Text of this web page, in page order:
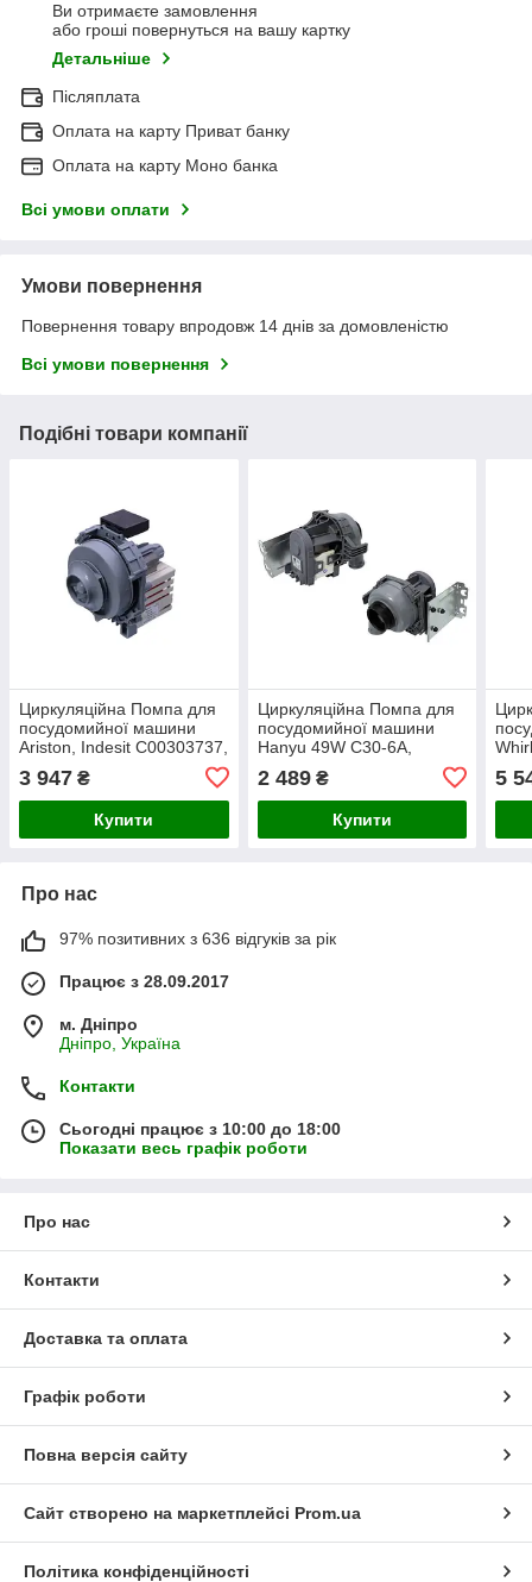
Ви отримаєте замовлення
або гроші повернуться на вашу картку
Детальніше
Післяплата
Оплата на карту Приват банку
Оплата на карту Моно банка
Всі умови оплати
Умови повернення
Повернення товару впродовж 14 днів за домовленістю
Всі умови повернення
Подібні товари компанії
Циркуляційна Помпа для
посудомийної машини
Ariston, Indesit С00303737,
3 947 ₴
Купити
Циркуляційна Помпа для
посудомийної машини
Hanyu 49W C30-6A,
Whirlpool 481010625628
2 489₴
Купити
5
Про нас
97% позитивних з 636 відгуків за рік
Працює з 28.09.2017
м. Дніпро
Дніпро, Україна
Контакти
Сьогодні працює з 10:00 до 18:00
Показати весь графік роботи
Про нас
Контакти
Доставка та оплата
Графік роботи
Повна версія сайту
Сайт створено на маркетплейсі Prom.ua
Політика конфіденційності